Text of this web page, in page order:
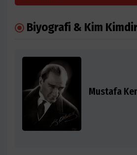
Biyografi & Kim
Mustafa